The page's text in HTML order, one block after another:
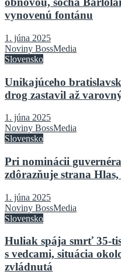
vynovenú fontánu
1. júna 2025
Noviny BossMedia
Slovensko
Unikajúceho
drog zastavil až
1. júna 2025
Noviny BossMedia
Slovensko
Pri nominácii
zdôrazňuje strana
1. júna 2025
Noviny BossMedia
Slovensko
Huliak spája smrť 35-
s vedcami, situácia
zvládnutá